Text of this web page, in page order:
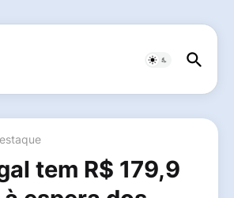
tem R$ 179,9